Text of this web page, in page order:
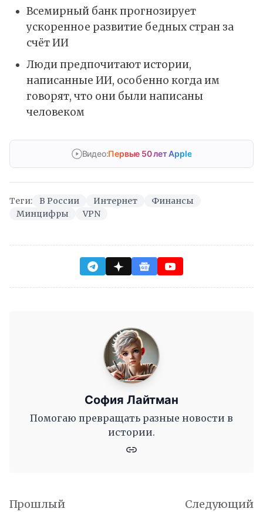
Всемирный банк прогнозирует
ускоренное развитие бедных стран за
счёт ИИ
Люди предпочитают истории,
написанные ИИ, особенно когда им
говорят, что они были написаны
человеком
Видео:Первые 50 лет Apple
Теги: В России Интернет
Финансы
Минцифры
VPN
София Лайтман
Помогаю превращать разные новости в
истории.
Прошлый
Следующий